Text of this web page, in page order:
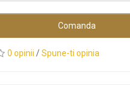
Comanda
0 opinii /Spune-ti opinia